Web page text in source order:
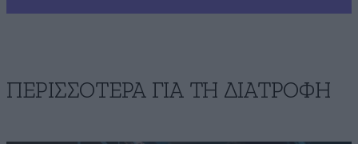
ΠΕΡΙΣΣΟΤΕΡΑ ΓΙΑ ΤΗ ΔΙΑΤΡΟΦΗ